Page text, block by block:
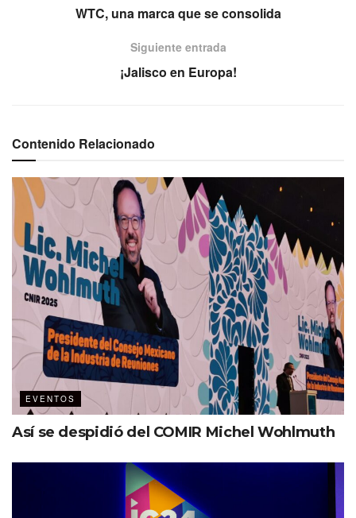
WTC, una marca que se consolida
Siguiente entrada
¡Jalisco en Europa!
Contenido Relacionado
EVENTOS
Así se despidió del COMIR Michel Wohlmuth